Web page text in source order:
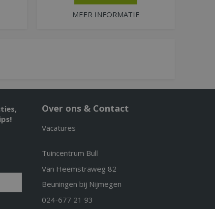
MEER INFORMATIE
Over ons & Contact
Vacatures
Tuincentrum Bull
Van Heemstraweg 82
Beuningen bij Nijmegen
024-677 21 93